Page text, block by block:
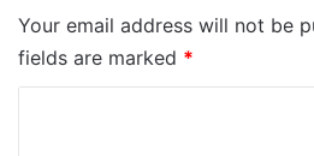
Your email address will not be
fields are marked *